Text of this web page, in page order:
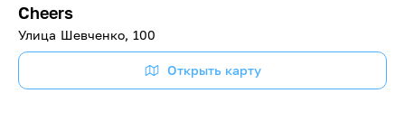
Cheers
Улица Шевченко, 100
Открыть карту